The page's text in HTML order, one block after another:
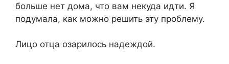
больше нет дома, что вам некуда идти. Я
подумала, как можно решить эту проблему.
Лицо отца озарилось надеждой.